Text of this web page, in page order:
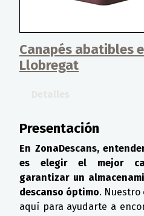
Canapés abatibles
Llobregat
Presentación
En ZonaDescans,
es elegir el mejor
garantizar un
descanso óptimo. Nuestro
aquí para ayudarte a